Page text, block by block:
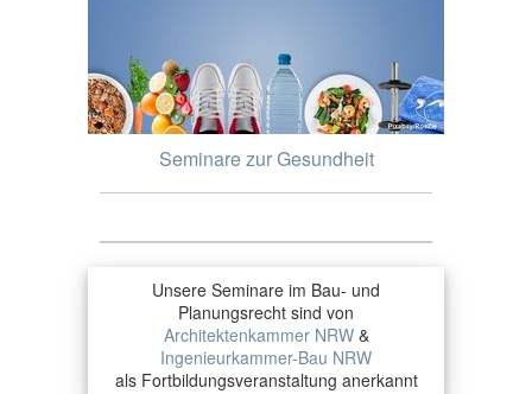
Seminare zur Gesundheit
Unsere Seminare im Bau- und
Planungsrecht sind von
Architektenkammer NRW&
Ingenieurkammer-Bau NRW
als Fortbildungsveranstaltung anerkannt